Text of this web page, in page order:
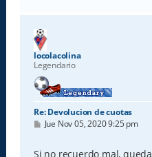
locolacolina
Legendario
Re: Devolucion de cuotas
M
s
Jue Nov 05, 2020 9:25 pm
Si no recuerdo mal,